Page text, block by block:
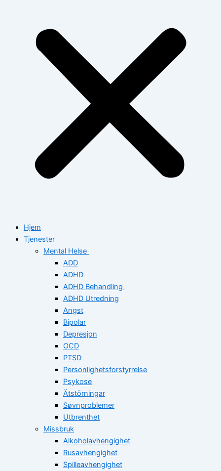
Hjem
Tjenester
Mental Helse
ADD
ADHD
ADHD Behandling
ADHD Utredning
Angst
Bipolar
Depresjon
OCD
PTSD
Personlighetsforstyrrelse
Psykose
Ätstörningar
Søvnproblemer
Utbrenthet
Missbruk
Alkoholavhengighet
Rusavhengighet
Spilleavhengighet